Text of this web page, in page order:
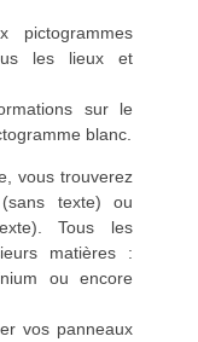
pictogrammes
les lieux et
sur le
blanc.
vous trouverez
texte) ou
Tous les
matières :
ou encore
vos panneaux